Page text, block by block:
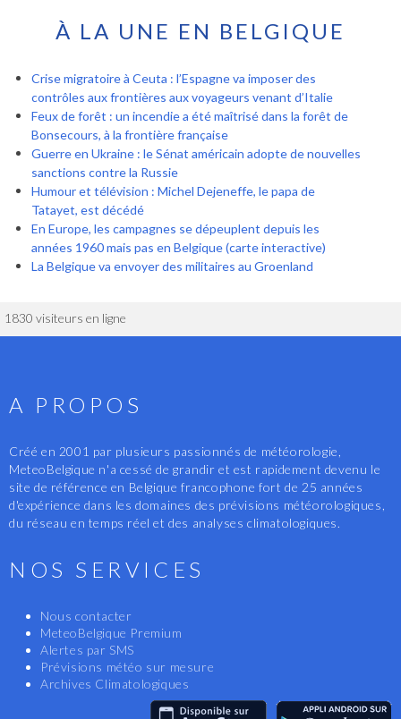
À LA UNE EN BELGIQUE
Crise migratoire à Ceuta : l’Espagne va imposer des
contrôles aux frontières aux voyageurs venant d’Italie
Feux de forêt : un incendie a été maîtrisé dans la forêt de
Bonsecours, à la frontière française
Guerre en Ukraine : le Sénat américain adopte de nouvelles
sanctions contre la Russie
Humour et télévision : Michel Dejeneffe, le papa de
Tatayet, est décédé
En Europe, les campagnes se dépeuplent depuis les
années 1960 mais pas en Belgique (carte interactive)
La Belgique va envoyer des militaires au Groenland
1830 visiteurs en ligne
A PROPOS
Créé en 2001 par plusieurs passionnés de météorologie,
MeteoBelgique n'a cessé de grandir et est rapidement devenu le
site de référence en Belgique francophone fort de 25 années
d'expérience dans les domaines des prévisions météorologiques,
du réseau en temps réel et des analyses climatologiques.
NOS SERVICES
Nous contacter
MeteoBelgique Premium
Alertes par SMS
Prévisions météo sur mesure
Archives Climatologiques